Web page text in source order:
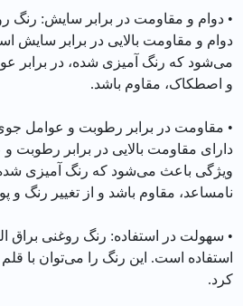
• دوام و مقاومت در برابر سایش: رنگ
دوام و مقاومت بالایی در برابر سایش
می‌شود که رنگ آمیزی شده، در برابر
و اصطکاک، مقاوم باشد.
• مقاومت در برابر رطوبت و عوامل
دارای مقاومت بالایی در برابر
ویژگی باعث می‌شود که رنگ آمیزی
نامساعد، مقاوم باشد و از تغییر رنگ و
• سهولت در استفاده: رنگ روغنی براق
استفاده است. این رنگ را می‌توان با
کرد.